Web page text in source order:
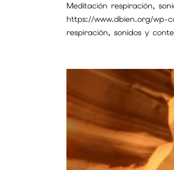
Meditación respiración,
https://www.dbien.org/wp-
respiración, sonidos y